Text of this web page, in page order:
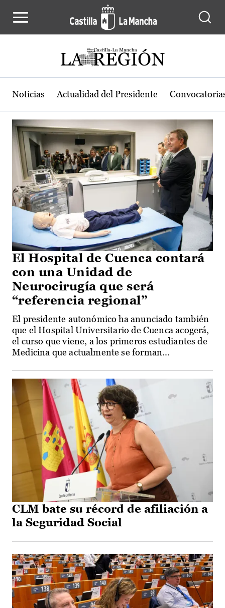
Actualidad de la región de Castilla-
Noticias Actualidad del Presidente
El Hospital de Cuenca contará
con una Unidad de
Neurocirugía que será
“referencia regional”
El presidente autonómico ha anunciado también
que el Hospital Universitario de Cuenca acogerá,
el curso que viene, a los primeros estudiantes de
Medicina que actualmente se forman...
CLM bate su récord de afiliación a
la Seguridad Social